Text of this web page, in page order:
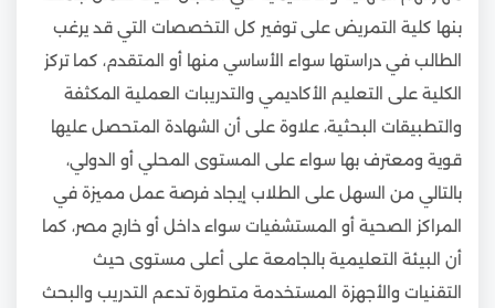
بنها كلية التمريض على توفير كل التخصصات التي قد يرغب
الطالب في دراستها سواء الأساسي منها أو المتقدم، كما تركز
الكلية على التعليم الأكاديمي والتدريبات العملية المكثفة
والتطبيقات البحثية، علاوة على أن الشهادة المتحصل عليها
قوية ومعترف بها سواء على المستوى المحلي أو الدولي،
بالتالي من السهل على الطلاب إيجاد فرصة عمل مميزة في
المراكز الصحية أو المستشفيات سواء داخل أو خارج مصر، كما
أن البيئة التعليمية بالجامعة على أعلى مستوى حيث
التقنيات والأجهزة المستخدمة متطورة تدعم التدريب والبحث